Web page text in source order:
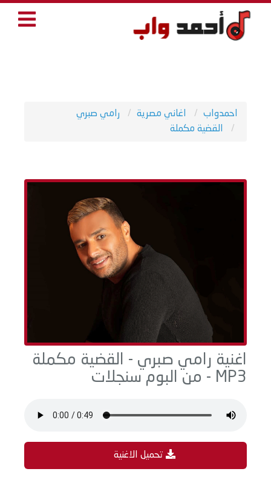
احمدواب اغاني مصرية
رامي صبري
القضية مكملة
اغنية رامي صبري - القضية مكملة
MP3 - من البوم سنجلات
تحميل الاغنية